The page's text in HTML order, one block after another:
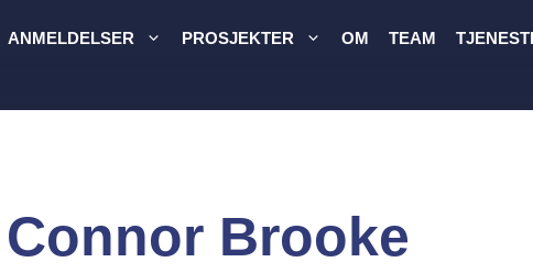
ANMELDELSER PROSJEKTER OM TEAM
Connor Brooke